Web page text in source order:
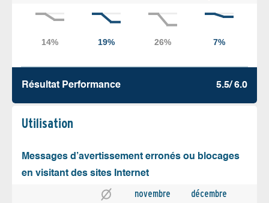
Résultat Performance 5.5/ 6.0
Utilisation
Messages d’avertissement erronés ou blocages
en visitant des sites Internet
novembre décembre